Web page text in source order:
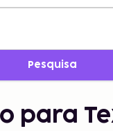
Pesquisa
para